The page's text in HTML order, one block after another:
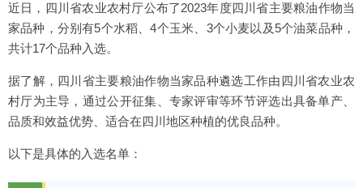
近日，四川省农业农村厅公布了2023年度四川省主要粮油作物当
家品种，分别有5个水稻、4个玉米、3个小麦以及5个油菜品种，
共计17个品种入选。
据了解，四川省主要粮油作物当家品种遴选工作由四川省农业农
村厅为主导，通过公开征集、专家评审等环节评选出具备单产、
品质和效益优势、适合在四川地区种植的优良品种。
以下是具体的入选名单：